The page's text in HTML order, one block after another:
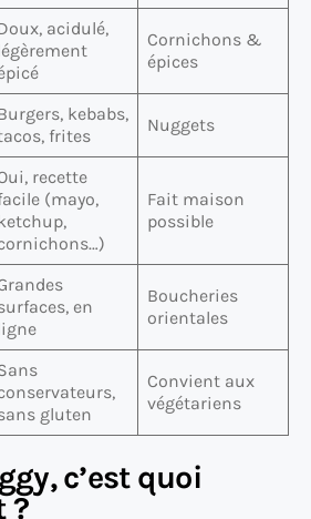
acidulé,
Cornichons &
épices
kebabs,
frites
Nuggets
recette
(mayo,
Fait maison
possible
en
Boucheries
orientales
gluten
Convient aux
végétariens
c’est quoi
?